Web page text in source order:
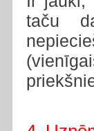
taču